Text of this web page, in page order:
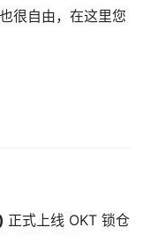
很自由，在这里您
正式上线 OKT 锁仓